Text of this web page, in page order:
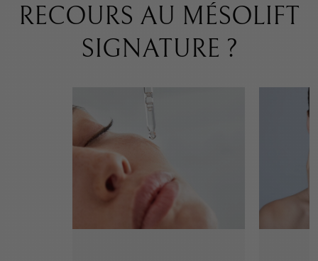
RECOURS AU MÉSOLIFT
SIGNATURE ?